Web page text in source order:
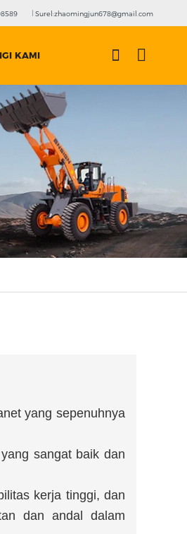
Surel:zhaomingjun678@gmail.com
KAMI
yang sepenuhnya
sangat baik dan
kerja tinggi, dan
dan andal dalam